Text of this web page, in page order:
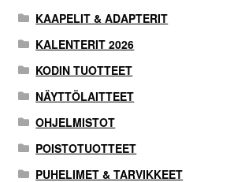
Tilaa uutiskirje
KAAPELIT & ADAPTERIT
KALENTERIT 2026
KODIN TUOTTEET
NÄYTTÖLAITTEET
OHJELMISTOT
POISTOTUOTTEET
PUHELIMET & TARVIKKEET